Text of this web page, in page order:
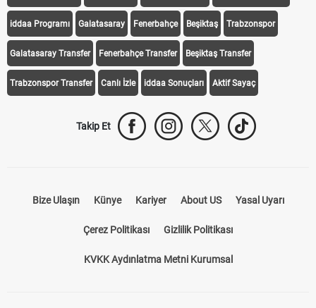
iddaa Programı Galatasaray Fenerbahçe Beşiktaş Trabzonspor
Galatasaray Transfer Fenerbahçe Transfer Beşiktaş Transfer
Trabzonspor Transfer Canlı İzle iddaa Sonuçları Aktif Sayaç
Takip Et
Bize Ulaşın Künye Kariyer About US Yasal Uyarı
Çerez Politikası Gizlilik Politikası
KVKK Aydınlatma Metni Kurumsal